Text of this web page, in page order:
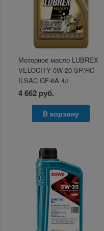
Моторное масло LUBREX
VELOCITY 0W-20 SP/RC
ILSAC GF-6A 4л
4 662 руб.
В корзину